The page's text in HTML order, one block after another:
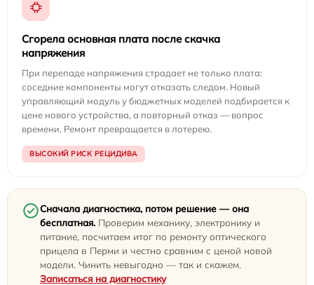
Сгорела основная плата после скачка
напряжения
При перепаде напряжения страдает не только плата:
соседние компоненты могут отказать следом. Новый
управляющий модуль у бюджетных моделей подбирается к
цене нового устройства, а повторный отказ — вопрос
времени. Ремонт превращается в лотерею.
ВЫСОКИЙ РИСК РЕЦИДИВА
Сначала диагностика, потом решение — она
бесплатная. Проверим механику, электронику и
питание, посчитаем итог по ремонту оптического
прицела в Перми и честно сравним с ценой новой
модели. Чинить невыгодно — так и скажем.
Записаться на диагностику